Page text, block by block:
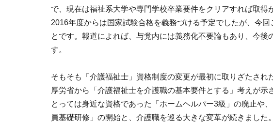
で、現在は福祉系大学や専門学校卒業要件をクリアすれば取得
2016年度からは国家試験合格を義務づける予定でしたが、今
とです。報道によれば、与党内には義務化不要論もあり、今
す。
そもそも「介護福祉士」資格制度の変更が最初に取りざたされ
厚労省から「介護福祉士を介護職の基本要件とする」考えが示
とっては身近な資格であった「ホームヘルパー3級」の廃止や
員基礎研修」の開始と、介護職を巡る大きな変革が続きました。